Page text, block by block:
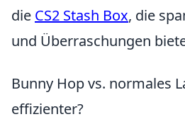
die CS2 Stash Box, die
und Überraschungen
Bunny Hop vs. normales
effizienter?